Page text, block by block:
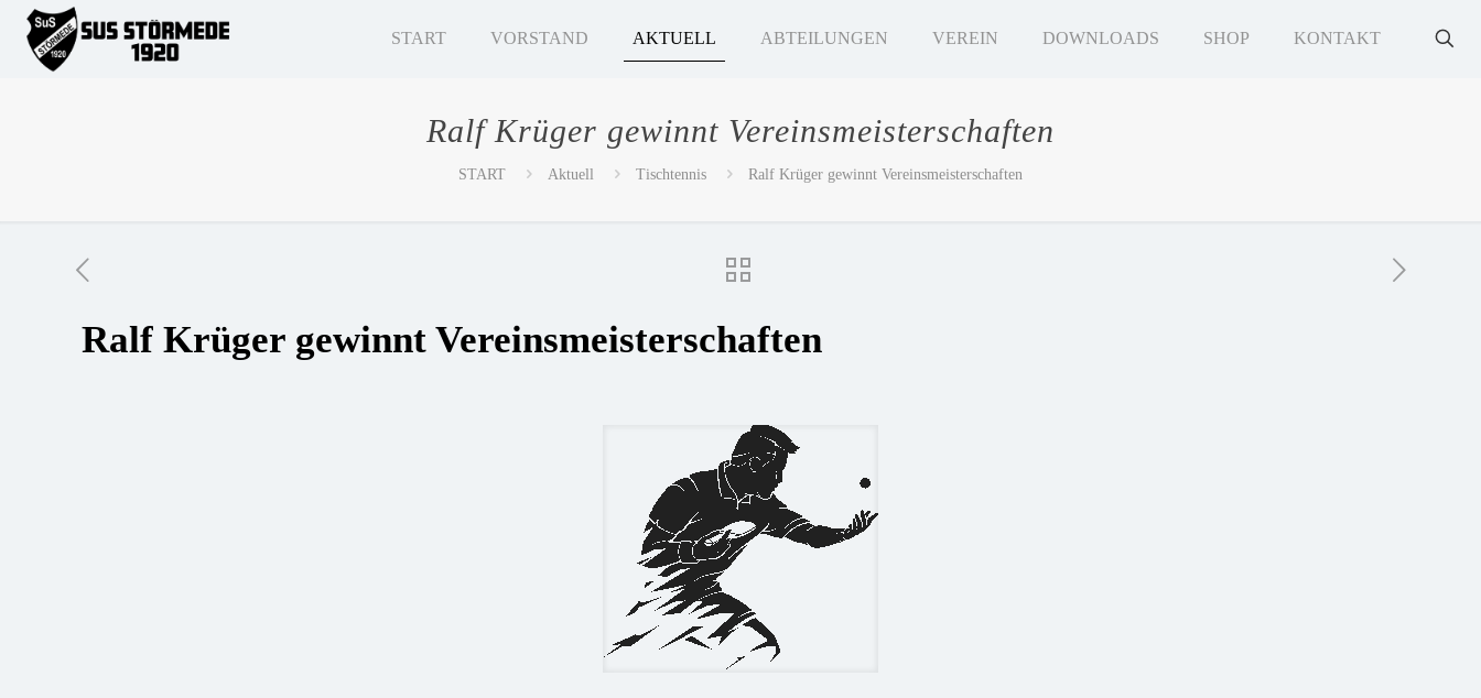
START VORSTAND AKTUELL ABTEILUNGEN VEREIN DOWNLOADS SHOP KONTAKT
Ralf Krüger gewinnt Vereinsmeisterschaften
START Aktuell Tischtennis Ralf Krüger gewinnt Vereinsmeisterschaften
Ralf Krüger gewinnt Vereinsmeisterschaften